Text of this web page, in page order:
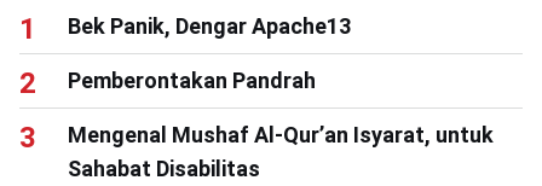
Bek Panik, Dengar Apache13
Pemberontakan Pandrah
Mengenal Mushaf Al-Qur’an Isyarat, untuk
Sahabat Disabilitas